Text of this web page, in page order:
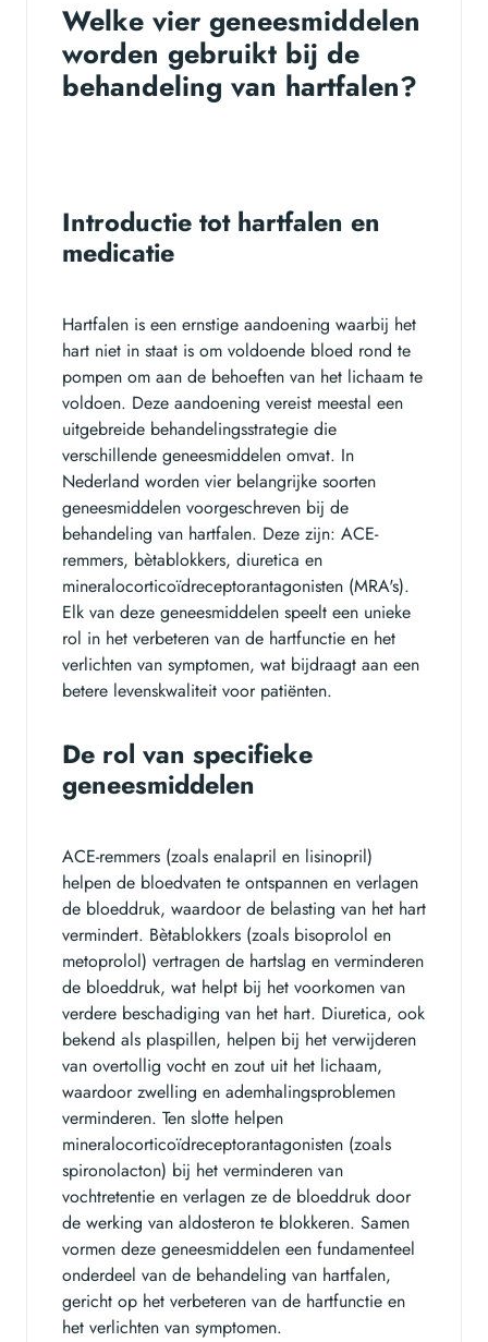
Welke vier geneesmiddelen
worden gebruikt bij de
behandeling van hartfalen?
Introductie tot hartfalen en
medicatie
Hartfalen is een ernstige aandoening waarbij het
hart niet in staat is om voldoende bloed rond te
pompen om aan de behoeften van het lichaam te
voldoen. Deze aandoening vereist meestal een
uitgebreide behandelingsstrategie die
verschillende geneesmiddelen omvat. In
Nederland worden vier belangrijke soorten
geneesmiddelen voorgeschreven bij de
behandeling van hartfalen. Deze zijn: ACE-
remmers, bètablokkers, diuretica en
mineralocorticoïdreceptorantagonisten (MRA's).
Elk van deze geneesmiddelen speelt een unieke
rol in het verbeteren van de hartfunctie en het
verlichten van symptomen, wat bijdraagt aan een
betere levenskwaliteit voor patiënten.
De rol van specifieke
geneesmiddelen
ACE-remmers (zoals enalapril en lisinopril)
helpen de bloedvaten te ontspannen en verlagen
de bloeddruk, waardoor de belasting van het hart
vermindert. Bètablokkers (zoals bisoprolol en
metoprolol) vertragen de hartslag en verminderen
de bloeddruk, wat helpt bij het voorkomen van
verdere beschadiging van het hart. Diuretica, ook
bekend als plaspillen, helpen bij het verwijderen
van overtollig vocht en zout uit het lichaam,
waardoor zwelling en ademhalingsproblemen
verminderen. Ten slotte helpen
mineralocorticoïdreceptorantagonisten (zoals
spironolacton) bij het verminderen van
vochtretentie en verlagen ze de bloeddruk door
de werking van aldosteron te blokkeren. Samen
vormen deze geneesmiddelen een fundamenteel
onderdeel van de behandeling van hartfalen,
gericht op het verbeteren van de hartfunctie en
het verlichten van symptomen.